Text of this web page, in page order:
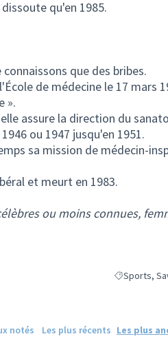
qu'en 1985.
que des bribes.
de médecine le 17 mars
».
assure la direction du
ou 1947 jusqu'en 1951.
sa mission de médecin-
et meurt en 1983.
ou moins connues,
Filtrer les
Sports,
notés Les plus récents Les plus